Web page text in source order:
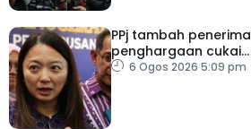
PPj tambah penerima
penghargaan cukai
taksiran
6 Ogos 2026 5:09 pm